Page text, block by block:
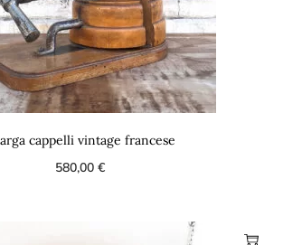
cappelli vintage francese
580,00€